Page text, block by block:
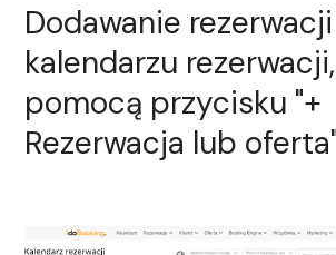
Dodawanie
kalendarzu
pomocą przycisku "+
Rezerwacja lub